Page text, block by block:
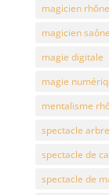
magicien
magicien
magie digitale
magie
mentalisme
spectacle
spectacle de
spectacle de